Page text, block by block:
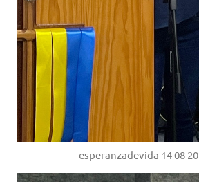
esperanzadevida 14 08